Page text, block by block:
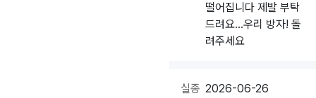
떨어집니다 제발 부탁
드려요...우리 방자! 돌
려주세요
실종 2026-06-26